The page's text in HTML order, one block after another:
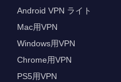
Android VPN ライト
Mac用VPN
Windows用VPN
Chrome用VPN
PS5用VPN